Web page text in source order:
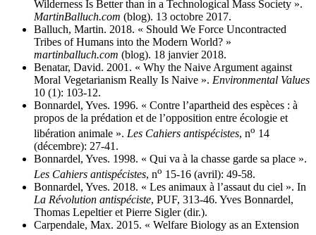
Wilderness Is Better than in a Technological Mass Society ».
MartinBalluch.com (blog). 13 octobre 2017.
Balluch, Martin. 2018. « Should We Force Uncontracted
Tribes of Humans into the Modern World? »
martinballuch.com (blog). 18 janvier 2018.
Benatar, David. 2001. « Why the Naive Argument against
Moral Vegetarianism Really Is Naive ». Environmental Values
10 (1): 103‑12.
Bonnardel, Yves. 1996. « Contre l’apartheid des espèces : à
propos de la prédation et de l’opposition entre écologie et
libération animale ». Les Cahiers antispécistes, no 14
(décembre): 27‑41.
Bonnardel, Yves. 1998. « Qui va à la chasse garde sa place ».
Les Cahiers antispécistes, no 15‑16 (avril): 49‑58.
Bonnardel, Yves. 2018. « Les animaux à l’assaut du ciel ». In
La Révolution antispéciste, PUF, 313‑46. Yves Bonnardel,
Thomas Lepeltier et Pierre Sigler (dir.).
Carpendale, Max. 2015. « Welfare Biology as an Extension